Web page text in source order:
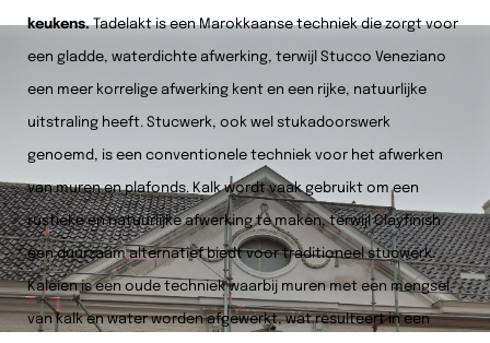
keukens.Tadelakt is een Marokkaanse techniek die zorgt voor
een gladde, waterdichte afwerking, terwijl Stucco Veneziano
een meer korrelige afwerking kent en een rijke, natuurlijke
uitstraling heeft. Stucwerk, ook wel stukadoorswerk
genoemd, is een conventionele techniek voor het afwerken
van muren en plafonds. Kalk wordt vaak gebruikt om een
rustieke en natuurlijke afwerking te maken, terwijl Clayfinish
een duurzaam alternatief biedt voor traditioneel stucwerk.
Kaleien is een oude techniek waarbij muren met een mengsel
van kalk en water worden afgewerkt, wat resulteert in een